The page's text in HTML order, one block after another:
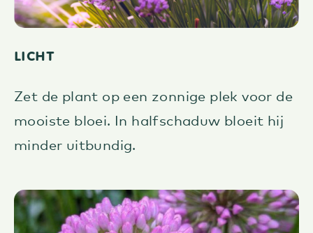
Licht
Zet de plant op een zonnige plek voor de
mooiste bloei. In halfschaduw bloeit hij
minder uitbundig.